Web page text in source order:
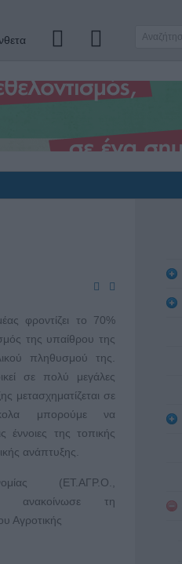
φροντίζει το 70%
της υπαίθρου της
πληθυσμού της.
σε πολύ μεγάλες
μετασχηματίζεται σε
μπορούμε να
έννοιες της τοπικής
ανάπτυξης.
(ΕΤ.ΑΓΡ.Ο.,
ανακοίνωσε τη
Αγροτικής